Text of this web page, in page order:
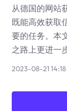
从德国的网站
既能高效获取
要的任务。本
之路上更进一
2023-08-21 14:18